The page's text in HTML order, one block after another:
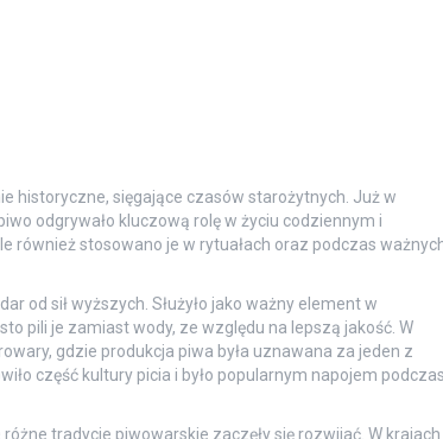
historyczne, sięgające czasów starożytnych. Już w
odgrywało kluczową rolę w życiu codziennym i
również stosowano je w rytuałach oraz podczas
od sił wyższych. Służyło jako ważny element w
pili je zamiast wody, ze względu na lepszą jakość. W
gdzie produkcja piwa była uznawana za jeden z
część kultury picia i było popularnym napojem podczas
tradycje piwowarskie zaczęły się rozwijać. W krajach